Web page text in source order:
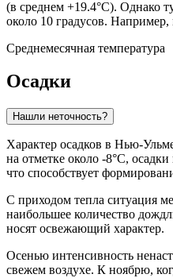
(в среднем +19.4°C). Однако
около 10 градусов.
Среднемесячная температура
Осадки
Нашли неточность?
Характер осадков в Нью-
на отметке около -8°C,
что способствует
С приходом тепла ситуация
наибольшее количество
носят освежающий характер.
Осенью интенсивность
свежем воздухе. К ноябрю,